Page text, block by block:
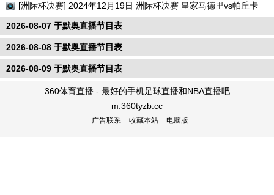
像回放
[洲际杯决赛] 2024年12月19日 洲际杯决赛 皇家马德里vs帕丘卡
全场录像回放
2026-08-07 于默奥直播节目表
2026-08-08 于默奥直播节目表
2026-08-09 于默奥直播节目表
360体育直播 - 最好的手机足球直播和NBA直播吧
m.360tyzb.cc
广告联系 收藏本站 电脑版